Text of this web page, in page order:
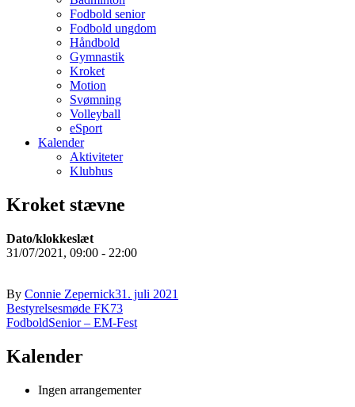
Fodbold senior
Fodbold ungdom
Håndbold
Gymnastik
Kroket
Motion
Svømning
Volleyball
eSport
Kalender
Aktiviteter
Klubhus
Kroket stævne
Dato/klokkeslæt
31/07/2021, 09:00 - 22:00
By Connie Zepernick31. juli 2021
Indlægsnavigation
Bestyrelsesmøde FK73
FodboldSenior – EM-Fest
Kalender
Ingen arrangementer